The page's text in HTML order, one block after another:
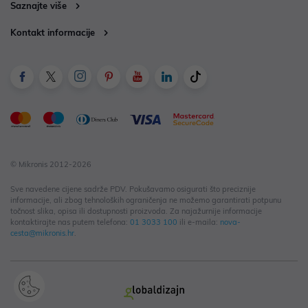
Saznajte više
Kontakt informacije
© Mikronis 2012-2026
Sve navedene cijene sadrže PDV. Pokušavamo osigurati što preciznije
informacije, ali zbog tehnoloških ograničenja ne možemo garantirati potpunu
točnost slika, opisa ili dostupnosti proizvoda. Za najažurnije informacije
kontaktirajte nas putem telefona: 01 3033 100 ili e-maila: nova-
cesta@mikronis.hr